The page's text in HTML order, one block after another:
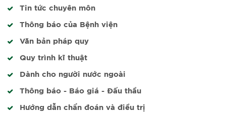
Tin tức chuyên môn
Thông báo của Bệnh viện
Văn bản pháp quy
Quy trình kĩ thuật
Dành cho người nước ngoài
Thông báo - Báo giá - Đấu thầu
Hướng dẫn chẩn đoán và điều trị